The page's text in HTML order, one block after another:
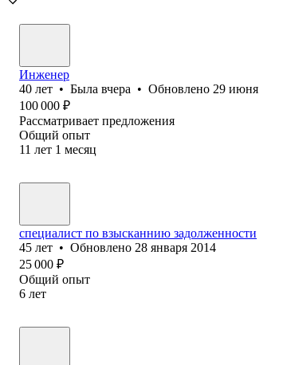
Инженер
40 лет • Была вчера • Обновлено 29 июня
100 000 ₽
Рассматривает предложения
Общий опыт
11 лет 1 месяц
специалист по взысканнию задолженности
45 лет • Обновлено 28 января 2014
25 000 ₽
Общий опыт
6 лет